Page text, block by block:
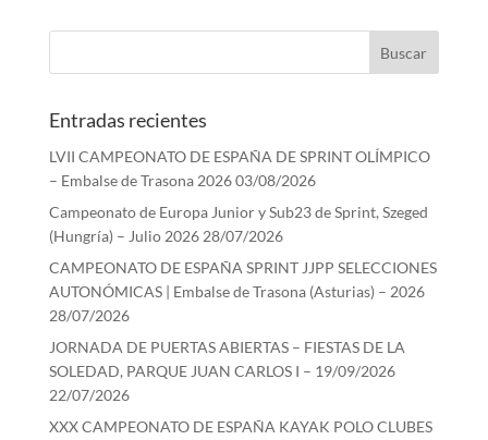
Entradas recientes
LVII CAMPEONATO DE ESPAÑA DE SPRINT OLÍMPICO
– Embalse de Trasona 202603/08/2026
Campeonato de Europa Junior y Sub23 de Sprint, Szeged
(Hungría) – Julio 2026 28/07/2026
CAMPEONATO DE ESPAÑA SPRINT JJPP SELECCIONES
AUTONÓMICAS | Embalse de Trasona (Asturias) – 2026
28/07/2026
JORNADA DE PUERTAS ABIERTAS – FIESTAS DE LA
SOLEDAD, PARQUE JUAN CARLOS I – 19/09/2026
22/07/2026
XXX CAMPEONATO DE ESPAÑA KAYAK POLO CLUBES